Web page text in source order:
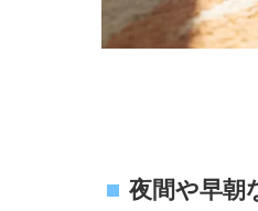
夜間や早朝